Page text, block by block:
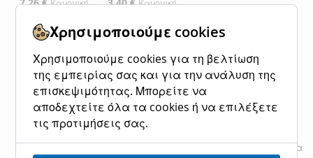
Κανονική
Προσθήκη στο Καλάθι
ΠΡΟΣΘΉΚΗ
ΣΤΗ
ΛΊΣΤΑ
ΠΡΟΣΘΉΚΗ
ΓΙΑ
ΣΎΓΚΡΙΣΗ
Κανονική
Προσθήκη στο Καλάθι
ΠΡΟΣΘΉΚΗ
ΛΊΣΤΑ
ΠΡΟΣΘΉΚΗ
ΓΙΑ
Εμφάνιση
ανά σελίδα
Χρησιμοποιούμε cookies
Χρησιμοποιούμε cookies για τη βελτίωση
της εμπειρίας σας και για την ανάλυση της
επισκεψιμότητας. Μπορείτε να
αποδεχτείτε όλα τα cookies ή να επιλέξετε
τις προτιμήσεις σας.